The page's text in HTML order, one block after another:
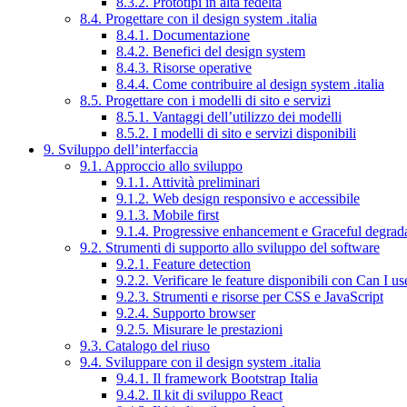
8.4. Progettare con il design system .italia
8.4.1. Documentazione
8.4.2. Benefici del design system
8.4.3. Risorse operative
8.4.4. Come contribuire al design system .italia
8.5. Progettare con i modelli di sito e servizi
8.5.1. Vantaggi dell’utilizzo dei modelli
8.5.2. I modelli di sito e servizi disponibili
9. Sviluppo dell’interfaccia
9.1. Approccio allo sviluppo
9.1.1. Attività preliminari
9.1.2. Web design responsivo e accessibile
9.1.3. Mobile first
9.1.4. Progressive enhancement e Graceful
9.2. Strumenti di supporto allo sviluppo del software
9.2.1. Feature detection
9.2.2. Verificare le feature disponibili con Can I
9.2.3. Strumenti e risorse per CSS e JavaScript
9.2.4. Supporto browser
9.2.5. Misurare le prestazioni
9.3. Catalogo del riuso
9.4. Sviluppare con il design system .italia
9.4.1. Il framework Bootstrap Italia
9.4.2. Il kit di sviluppo React